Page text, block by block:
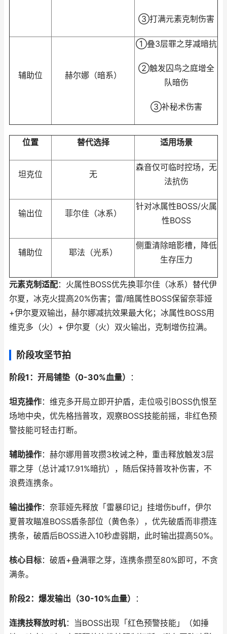
③打满元素克制伤害
辅助位 赫尔娜（暗系）
①叠3层罪之芽减暗抗
②触发囚鸟之庭增全
队暗伤
③补秘术伤害
位置 替代选择 适用场景
坦克位 无
森音仅可临时控场，无
法抗伤
输出位 菲尔佳（冰系）
针对冰属性BOSS/火属
性BOSS
辅助位 耶法（光系）
侧重清除暗影槽，降低
生存压力
元素克制适配：火属性BOSS优先换菲尔佳（冰系）替代伊
尔夏，冰克火提高20%伤害；雷/暗属性BOSS保留奈菲娅
+伊尔夏双输出，赫尔娜减抗效果最大化；冰属性BOSS用
维克多（火）+ 伊尔夏（火）双火输出，克制增伤拉满。
阶段攻坚节拍
阶段1：开局铺垫（0-30%血量） ：
坦克操作：维克多开局立即开护盾，走位吸引BOSS仇恨至
场地中央，优先格挡普攻，观察BOSS技能前摇，非红色预
警技能可轻击打断。
辅助操作：赫尔娜用普攻攒3枚诫之种，重击释放触发3层
罪之芽（总计减17.91%暗抗），随后保持普攻补伤害，不
浪费连携条。
输出操作：奈菲娅先释放「雷暴印记」挂增伤buff，伊尔
夏普攻瞄准BOSS盾条部位（黄色条），优先破盾而非攒连
携条，破盾后BOSS进入10秒虚弱期，此时输出提高50%。
核心目标：破盾+叠满罪之芽，连携条攒至80%即可，不贪
满条。
阶段2：爆发输出（30-10%血量） ：
连携技释放时机：当BOSS出现「红色预警技能」（如捶